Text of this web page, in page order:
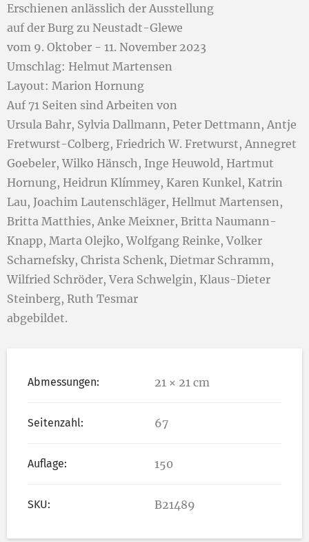
Erschienen anlässlich der Ausstellung
auf der Burg zu Neustadt-Glewe
vom 9. Oktober - 11. November 2023
Umschlag: Helmut Martensen
Layout: Marion Hornung
Auf 71 Seiten sind Arbeiten von
Ursula Bahr, Sylvia Dallmann, Peter Dettmann, Antje
Fretwurst-Colberg, Friedrich W. Fretwurst, Annegret
Goebeler, Wilko Hänsch, Inge Heuwold, Hartmut
Hornung, Heidrun Klímmey, Karen Kunkel, Katrin
Lau, Joachim Lautenschläger, Hellmut Martensen,
Britta Matthies, Anke Meixner, Britta Naumann-
Knapp, Marta Olejko, Wolfgang Reinke, Volker
Scharnefsky, Christa Schenk, Dietmar Schramm,
Wilfried Schröder, Vera Schwelgin, Klaus-Dieter
Steinberg, Ruth Tesmar
abgebildet.
Abmessungen: 21 × 21 cm
Seitenzahl: 67
Auflage: 150
SKU: B21489